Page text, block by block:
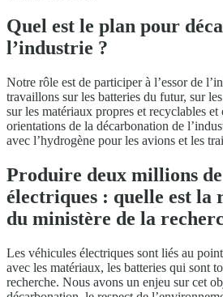
Quel est le plan pour
l’industrie ?
Notre rôle est de participer à l’essor de
travaillons sur les batteries du futur, sur
sur les matériaux propres et recyclables
orientations de la décarbonation de
avec l’hydrogène pour les avions et les
Produire deux millions
électriques : quelle est la
du ministère de la
Les véhicules électriques sont liés au
avec les matériaux, les batteries qui sont
recherche. Nous avons un enjeu sur cet